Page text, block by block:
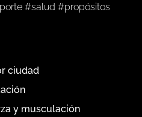
#salud #propósitos
ciudad
y musculación